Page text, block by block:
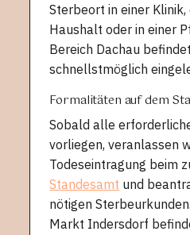
Sterbeort in einer
Haushalt oder in einer
Bereich Dachau
schnellstmöglich
Formalitäten auf dem
Sobald alle
vorliegen, veranlassen
Todeseintragung beim
Standesamt und
nötigen
Markt Indersdorf